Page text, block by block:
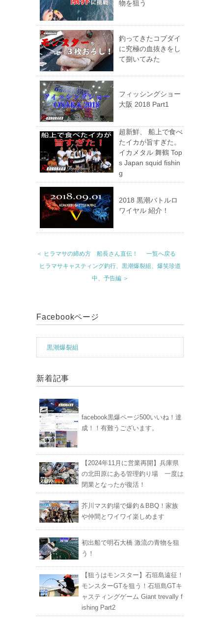
物を狙う
釣ってきたコブダイ
に究極の血抜きをし
て捌いてみた
フィッシングショー
大阪 2018 Part1
超新鮮、 船上で食べ
たイカが旨すぎた。
イカメタル 舞鶴 Top
s Japan squid fishin
g
2018 黒潮バトルロ
ワイヤル 紹介！
＜ ヒラマサの締め方 船長さん直伝！
一覧へ戻る
ヒラマサキャスティング釣行、黒潮爆裂組、爆笑珍道
中、予告編 ＞
Facebookページ
黒潮爆裂組
新着記事
facebook黒爆ページ500いいね！達
成！！有難うございます。
【2024年11月に営業再開】兵庫県
の北田原にある管理釣り場 一度は
閉業となったが復活！
芥川マス釣場で爆釣＆BBQ！家族
や仲間とワイワイ楽しめます
初出船で明石大橋 激流の青物を狙
う！
【狙うはモンスター】石垣島遠征！
モンスターGTを狙う！石垣島GTキ
ャスティングゲーム Giant trevally f
ishing Part2